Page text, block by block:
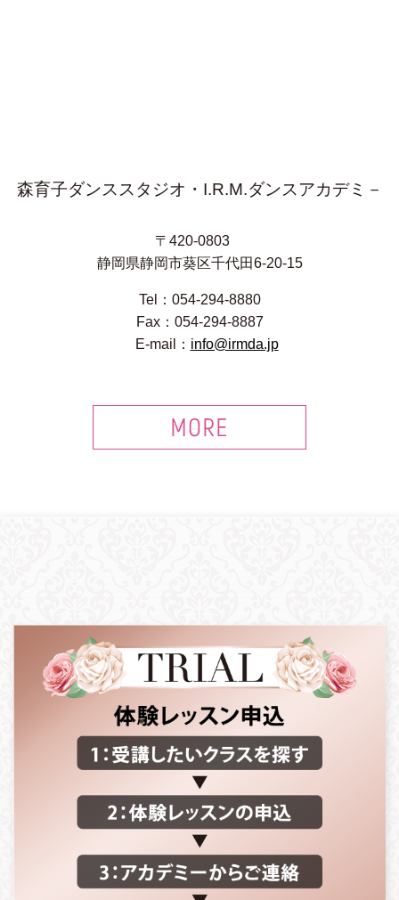
森育子ダンススタジオ・I.R.M.ダンスアカデミ－
〒420-0803
静岡県静岡市葵区千代田6-20-15
Tel：054-294-8880
Fax：054-294-8887
E-mail： info@irmda.jp